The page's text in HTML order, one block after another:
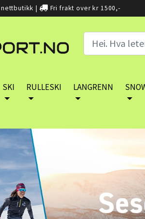
nettbutikk | Fri frakt over kr 1500,-
SKI RULLESKI LANGRENN